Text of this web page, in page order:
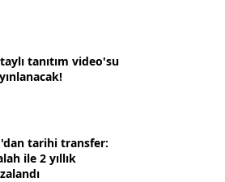
tanıtım video'su
tarihi transfer:
ile 2 yıllık